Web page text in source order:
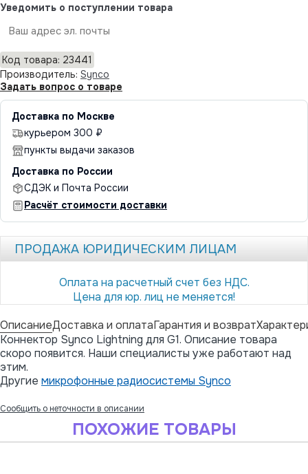
ПРОДАЖА ЮРИДИЧЕСКИМ ЛИЦАМ
Оплата на расчетный счет без НДС.
Цена для юр. лиц не меняется!
Уведомить о поступлении товара
Код товара: 23441
Производитель: Synco
Задать вопрос о товаре
Доставка по Москве
курьером 300 ₽
пункты выдачи заказов
Доставка по России
СДЭК и Почта России
Расчёт стоимости доставки
ОписаниеДоставка и оплатаГарантия и возврат
Коннектор Synco Lightning для G1. Описание товара
скоро появится. Наши специалисты уже работают над
этим.
Другие микрофонные радиосистемы Synco
Сообщить о неточности в описании
ПОХОЖИЕ ТОВАРЫ